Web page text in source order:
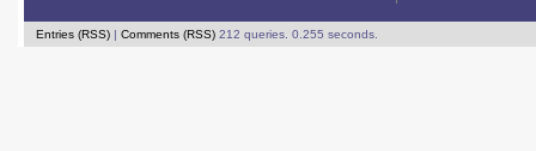
Entries (RSS) | Comments (RSS) 212 queries. 0.255 seconds.